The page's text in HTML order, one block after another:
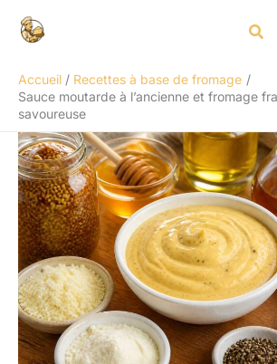
Accueil
Recettes à base de fromage
Sauce moutarde à l’ancienne et fromage
savoureuse